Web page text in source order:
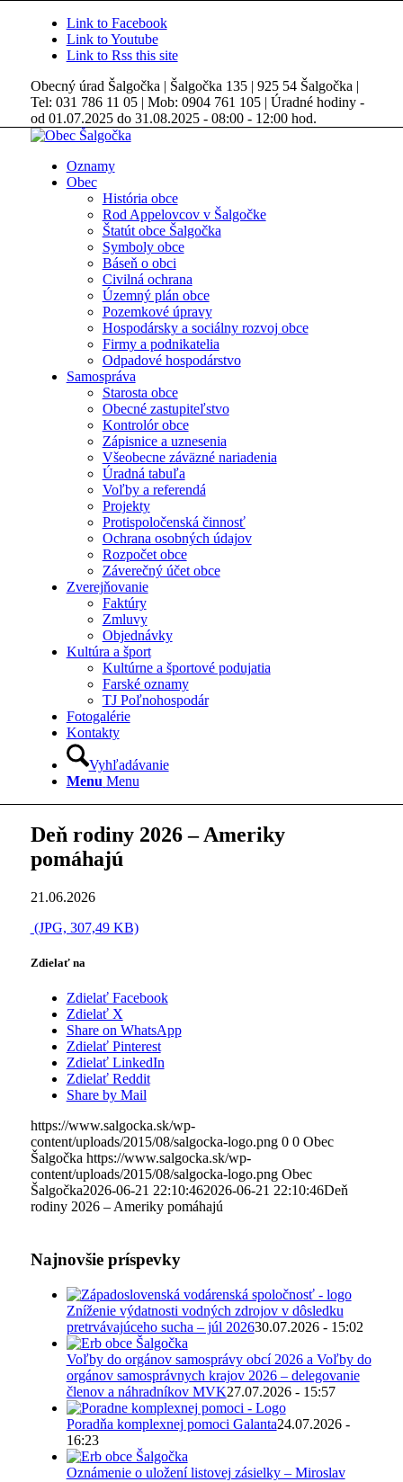
Link to Facebook
Link to Youtube
Link to Rss this site
Obecný úrad Šalgočka | Šalgočka 135 | 925 54 Šalgočka |
Tel: 031 786 11 05 | Mob: 0904 761 105 | Úradné hodiny -
od 01.07.2025 do 31.08.2025 - 08:00 - 12:00 hod.
Oznamy
Obec
História obce
Rod Appelovcov v Šalgočke
Štatút obce Šalgočka
Symboly obce
Báseň o obci
Civilná ochrana
Územný plán obce
Pozemkové úpravy
Hospodársky a sociálny rozvoj obce
Firmy a podnikatelia
Odpadové hospodárstvo
Samospráva
Starosta obce
Obecné zastupiteľstvo
Kontrolór obce
Zápisnice a uznesenia
Všeobecne záväzné nariadenia
Úradná tabuľa
Voľby a referendá
Projekty
Protispoločenská činnosť
Ochrana osobných údajov
Rozpočet obce
Záverečný účet obce
Zverejňovanie
Faktúry
Zmluvy
Objednávky
Kultúra a šport
Kultúrne a športové podujatia
Farské oznamy
TJ Poľnohospodár
Fotogalérie
Kontakty
Vyhľadávanie
Menu Menu
Deň rodiny 2026 – Ameriky
pomáhajú
21.06.2026
(JPG, 307,49 KB)
Zdielať na
Zdielať Facebook
Zdielať X
Share on WhatsApp
Zdielať Pinterest
Zdielať LinkedIn
Zdielať Reddit
Share by Mail
https://www.salgocka.sk/wp-
content/uploads/2015/08/salgocka-logo.png 0 0 Obec
Šalgočka https://www.salgocka.sk/wp-
content/uploads/2015/08/salgocka-logo.png Obec
Šalgočka2026-06-21 22:10:462026-06-21 22:10:46Deň
rodiny 2026 – Ameriky pomáhajú
Najnovšie príspevky
Zníženie výdatnosti vodných zdrojov v dôsledku
pretrvávajúceho sucha – júl 202630.07.2026 - 15:02
Voľby do orgánov samosprávy obcí 2026 a Voľby do
orgánov samosprávnych krajov 2026 – delegovanie
členov a náhradníkov MVK27.07.2026 - 15:57
Poradňa komplexnej pomoci Galanta24.07.2026 -
16:23
Oznámenie o uložení listovej zásielky – Miroslav